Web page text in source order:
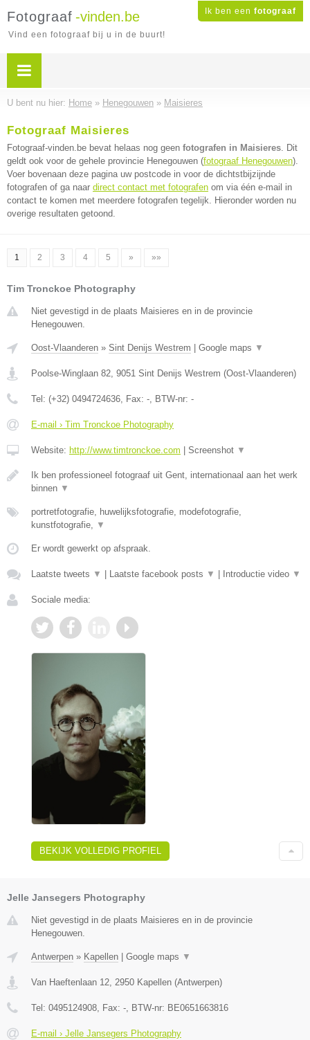
Ik ben een fotograaf
Fotograaf -vinden.be
Vind een fotograaf bij u in de buurt!
U bent nu hier: Home » Henegouwen » Maisieres
Fotograaf Maisieres
Fotograaf-vinden.be bevat helaas nog geen fotografen in Maisieres. Dit
geldt ook voor de gehele provincie Henegouwen (fotograaf Henegouwen).
Voer bovenaan deze pagina uw postcode in voor de dichtstbijzijnde
fotografen of ga naar direct contact met fotografen om via één e-mail in
contact te komen met meerdere fotografen tegelijk. Hieronder worden nu
overige resultaten getoond.
1 2 3 4 5 » »»
Tim Tronckoe Photography
Niet gevestigd in de plaats Maisieres en in de provincie
Henegouwen.
Oost-Vlaanderen » Sint Denijs Westrem Google maps ▼
Poolse-Winglaan 82, 9051 Sint Denijs Westrem (Oost-Vlaanderen)
Tel: (+32) 0494724636, Fax: -, BTW-nr: -
E-mail › Tim Tronckoe Photography
Website: http://www.timtronckoe.com Screenshot ▼
Ik ben professioneel fotograaf uit Gent, internationaal aan het werk
binnen ▼
portretfotografie, huwelijksfotografie, modefotografie,
kunstfotografie, ▼
Er wordt gewerkt op afspraak.
Laatste tweets ▼ Laatste facebook posts ▼ Introductie video ▼
Sociale media:
BEKIJK VOLLEDIG PROFIEL
Jelle Jansegers Photography
Niet gevestigd in de plaats Maisieres en in de provincie
Henegouwen.
Antwerpen » Kapellen Google maps ▼
Van Haeftenlaan 12 2950 Kapellen (Antwerpen)
Tel: 0495124908 , Fax: - , BTW-nr: BE0651663816
E-mail › Jelle Jansegers Photography